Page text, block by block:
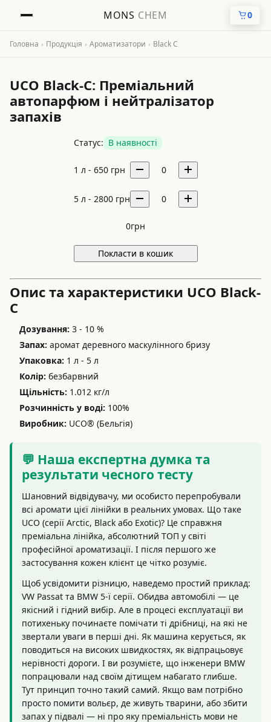
MONS CHEM 0
Головна › Продукція › Ароматизатори › Black C
UCO Black-C: Преміальний
автопарфюм і нейтралізатор
запахів
Статус: В наявності
1 л - 650 грн 0
5 л - 2800 грн 0
0грн
Покласти в кошик
Опис та характеристики UCO Black-
C
Дозування: 3 - 10 %
Запах: аромат деревного маскулінного бризу
Упаковка: 1 л - 5 л
Колір: безбарвний
Щільність: 1.012 кг/л
Розчинність у воді: 100%
Виробник: UCO® (Бельгія)
💬 Наша експертна думка та
результати чесного тесту
Шановний відвідувачу, ми особисто перепробували
всі аромати цієї лінійки в реальних умовах. Що таке
UCO (серії Arctic, Black або Exotic)? Це справжня
преміальна лінійка, абсолютний ТОП у світі
професійної ароматизації. І після першого же
застосування кожен клієнт це чітко розуміє.
Щоб усвідомити різницю, наведемо простий приклад:
VW Passat та BMW 5-ї серії. Обидва автомобілі — це
якісний і гідний вибір. Але в процесі експлуатації ви
потихеньку починаєте помічати ті дрібниці, на які не
звертали уваги в перші дні. Як машина керується, як
поводиться на високих швидкостях, як відпрацьовує
нерівності дороги. І ви розумієте, що інженери BMW
попрацювали над своїм дітищем набагато глибше.
Тут принцип точно такий самий. Якщо вам потрібно
просто помити вольєр, де живуть тварини, або збити
запах у підвалі — ні про яку преміальність мови не